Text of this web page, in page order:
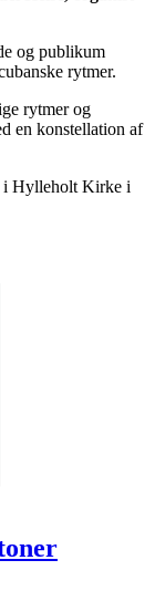
og publikum
rytmer.
rytmer og
en konstellation af
i Hylleholt Kirke i